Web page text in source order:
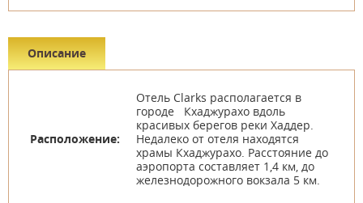
Описание
Расположение:
Отель Clarks располагается в
городе Кхаджурахо вдоль
красивых берегов реки Хаддер.
Недалеко от отеля находятся
храмы Кхаджурахо. Расстояние до
аэропорта составляет 1,4 км, до
железнодорожного вокзала 5 км.